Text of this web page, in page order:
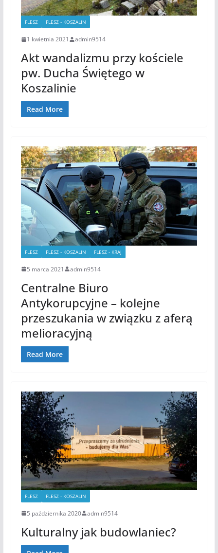
FLESZ FLESZ - KOSZALIN
1 kwietnia 2021 admin9514
Akt wandalizmu przy kościele
pw. Ducha Świętego w
Koszalinie
Read More
FLESZ FLESZ - KOSZALIN FLESZ - KRAJ
5 marca 2021 admin9514
Centralne Biuro
Antykorupcyjne – kolejne
przeszukania w związku z aferą
melioracyjną
Read More
FLESZ FLESZ - KOSZALIN
5 października 2020 admin9514
Kulturalny jak budowlaniec?